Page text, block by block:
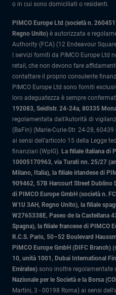
o in cui sono domiciliati o residenti.
PIMCO Europe Ltd (società n.
Regno Unito) è autorizzata e
Authority (FCA) (12 Endeavour
I servizi forniti da PIMCO Europe
retail, che non devono fare
contattare il proprio consulente
PIMCO Europe Ltd sono forniti
loro adeguatezza è sempre
192083, Seidlstr. 24-24a, 80335
regolamentata dall'Autorità di
(BaFin) (Marie-Curie-Str. 24-28,
ai sensi dell’articolo 15 della Legge
finanziari (WpIG). La filiale italiana di
10005170963, via Turati nn. 25/27
Milano, Italia), la filiale irlandese di
909462, 57B Harcourt Street Dublino
di PIMCO Europe GmbH (società n.
W1U 3AH, Regno Unito), la filiale
W2765338E, Paseo de la Castellana
Spagna), la filiale francese di PIMCO
R.C.S. Paris, 50–52 Boulevard
PIMCO Europe GmbH (DIFC Branch)
10, unità 1001, Dubai International
Emirates) sono inoltre regolamentate
Nazionale per le Società e la Borsa
Martini, 3 - 00198 Roma) ai sensi